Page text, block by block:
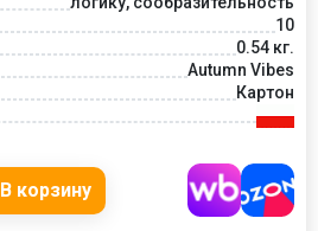
10
0.54 кг.
Autumn Vibes
Картон
В корзину